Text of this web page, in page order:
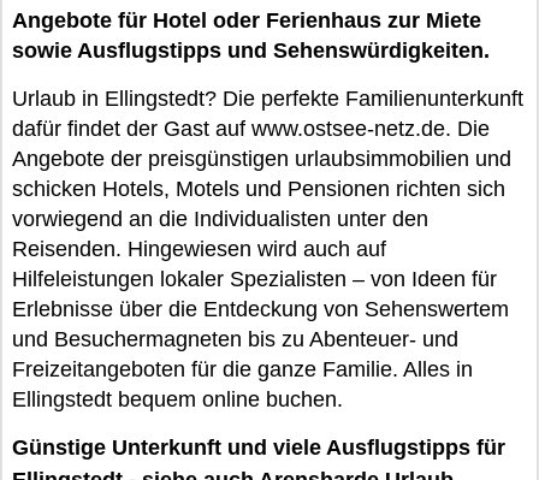
Angebote für Hotel oder Ferienhaus zur Miete
sowie Ausflugstipps und Sehenswürdigkeiten.
Urlaub in Ellingstedt? Die perfekte Familienunterkunft
dafür findet der Gast auf www.ostsee-netz.de. Die
Angebote der preisgünstigen urlaubsimmobilien und
schicken Hotels, Motels und Pensionen richten sich
vorwiegend an die Individualisten unter den
Reisenden. Hingewiesen wird auch auf
Hilfeleistungen lokaler Spezialisten – von Ideen für
Erlebnisse über die Entdeckung von Sehenswertem
und Besuchermagneten bis zu Abenteuer- und
Freizeitangeboten für die ganze Familie. Alles in
Ellingstedt bequem online buchen.
Günstige Unterkunft und viele Ausflugstipps für